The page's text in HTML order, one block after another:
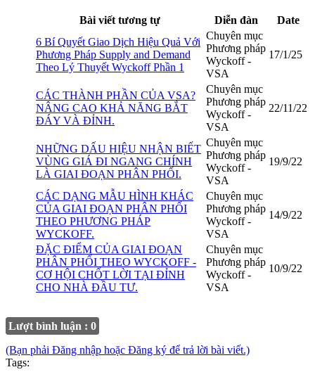
Bài viết tương tự Diễn đàn
Date
6 Bí Quyết Giao Dịch Hiệu Quả Với
Phương Pháp Supply and Demand
Theo Lý Thuyết Wyckoff Phần 1
Chuyên mục
Phương pháp
Wyckoff -
VSA
17/1/25
CÁC THÀNH PHẦN CỦA VSA?
NÂNG CAO KHẢ NĂNG BẮT
ĐÁY VÀ ĐỈNH.
Chuyên mục
Phương pháp
Wyckoff -
VSA
22/11/22
NHỮNG DẤU HIỆU NHẬN BIẾT
VÙNG GIÁ ĐI NGANG CHÍNH
LÀ GIAI ĐOẠN PHÂN PHỐI.
Chuyên mục
Phương pháp
Wyckoff -
VSA
19/9/22
CÁC DẠNG MẪU HÌNH KHÁC
CỦA GIAI ĐOẠN PHÂN PHỐI
THEO PHƯƠNG PHÁP
WYCKOFF.
Chuyên mục
Phương pháp
Wyckoff -
VSA
14/9/22
ĐẶC ĐIỂM CỦA GIAI ĐOẠN
PHÂN PHỐI THEO WYCKOFF -
CƠ HỘI CHỐT LỜI TẠI ĐỈNH
CHO NHÀ ĐẦU TƯ.
Chuyên mục
Phương pháp
Wyckoff -
VSA
10/9/22
Lượt bình luận : 0
(Bạn phải Đăng nhập hoặc Đăng ký để trả lời bài viết.)
Tags: